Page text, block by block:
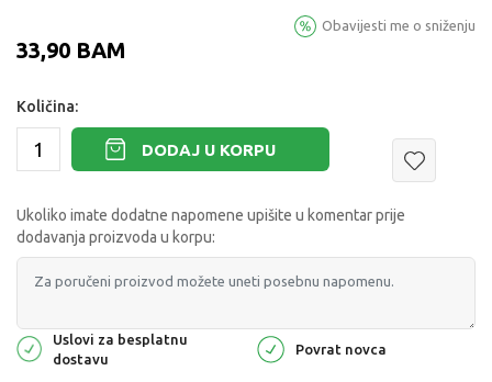
33,90 BAM
Obavijesti me o sniženju
Količina:
DODAJ U KORPU
Ukoliko imate dodatne napomene upišite u komentar prije
dodavanja proizvoda u korpu:
Uslovi za besplatnu
dostavu
Povrat novca